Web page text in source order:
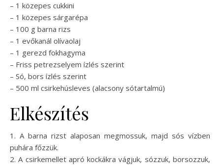
– 1 közepes cukkini
– 1 közepes sárgarépa
– 100 g barna rizs
– 1 evőkanál olívaolaj
– 1 gerezd fokhagyma
– Friss petrezselyem ízlés szerint
– Só, bors ízlés szerint
– 500 ml csirkehúsleves (alacsony sótartalmú)
Elkészítés
1. A barna rizst alaposan megmossuk, majd sós vízben
puhára főzzük.
2. A csirkemellet apró kockákra vágjuk, sózzuk, borsozzuk,